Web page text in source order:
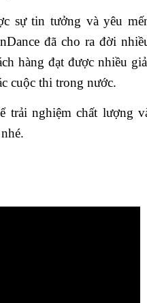
sự tin tưởng và yêu
đã cho ra đời
hàng đạt được nhiều
cuộc thi trong nước.
trải nghiệm chất lượng